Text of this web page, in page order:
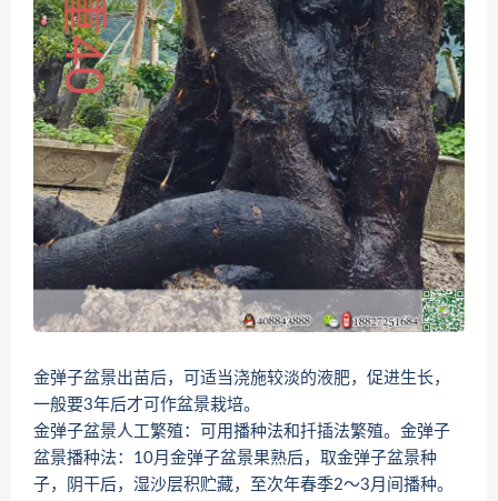
金弹子盆景出苗后，可适当浇施较淡的液肥，促进生长，
一般要3年后才可作盆景栽培。
金弹子盆景人工繁殖：可用播种法和扦插法繁殖。金弹子
盆景播种法：10月金弹子盆景果熟后，取金弹子盆景种
子，阴干后，湿沙层积贮藏，至次年春季2～3月间播种。